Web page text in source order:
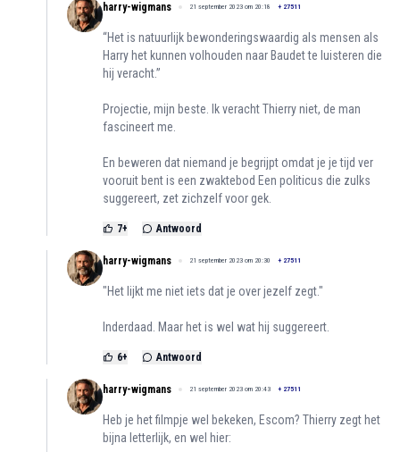
harry-wigmans 21 september 2023 om 20:18 + 27511
“Het is natuurlijk bewonderingswaardig als mensen als
Harry het kunnen volhouden naar Baudet te luisteren die
hij veracht.”
Projectie, mijn beste. Ik veracht Thierry niet, de man
fascineert me.
En beweren dat niemand je begrijpt omdat je je tijd ver
vooruit bent is een zwaktebod Een politicus die zulks
suggereert, zet zichzelf voor gek.
7+ Antwoord
harry-wigmans 21 september 2023 om 20:30 + 27511
"Het lijkt me niet iets dat je over jezelf zegt."
Inderdaad. Maar het is wel wat hij suggereert.
6+ Antwoord
harry-wigmans 21 september 2023 om 20:43 + 27511
Heb je het filmpje wel bekeken, Escom? Thierry zegt het
bijna letterlijk, en wel hier: